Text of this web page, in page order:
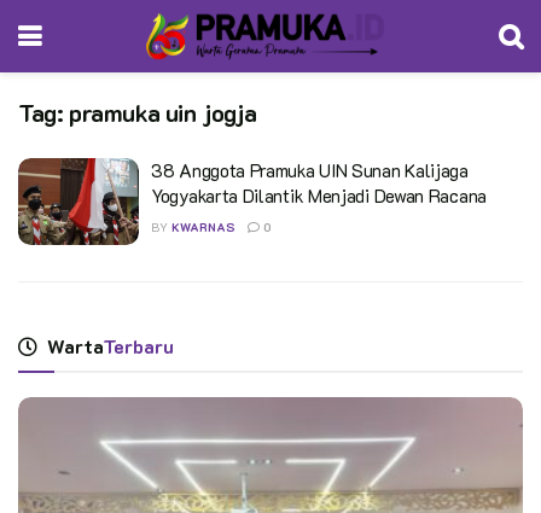
Tag: pramuka uin jogja
38 Anggota Pramuka UIN Sunan Kalijaga
Yogyakarta Dilantik Menjadi Dewan Racana
BY KWARNAS 0
WartaTerbaru